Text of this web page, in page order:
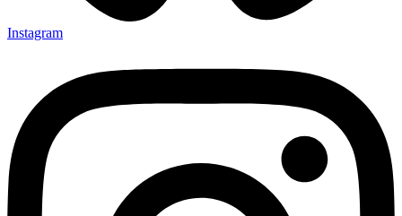
Instagram